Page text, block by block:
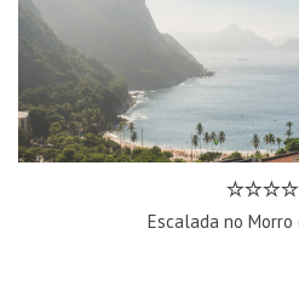
Escalada no